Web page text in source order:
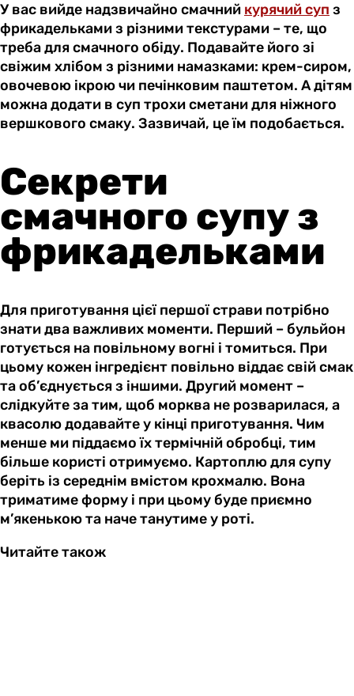
У вас вийде надзвичайно смачний курячий суп з
фрикадельками з різними текстурами – те, що
треба для смачного обіду. Подавайте його зі
свіжим хлібом з різними намазками: крем-сиром,
овочевою ікрою чи печінковим паштетом. А дітям
можна додати в суп трохи сметани для ніжного
вершкового смаку. Зазвичай, це їм подобається.
Секрети
смачного супу з
фрикадельками
Для приготування цієї першої страви потрібно
знати два важливих моменти. Перший – бульйон
готується на повільному вогні і томиться. При
цьому кожен інгредієнт повільно віддає свій смак
та об’єднується з іншими. Другий момент –
слідкуйте за тим, щоб морква не розварилася, а
квасолю додавайте у кінці приготування. Чим
менше ми піддаємо їх термічній обробці, тим
більше користі отримуємо. Картоплю для супу
беріть із середнім вмістом крохмалю. Вона
триматиме форму і при цьому буде приємно
м’якенькою та наче танутиме у роті.
Читайте також